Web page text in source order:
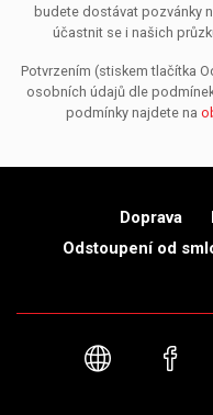
budete dostávat pozvánky
účastnit se i našich
Potvrzením (stiskem tlačítka
osobních údajů dle
podmínky najdete na
Doprava
Odstoupení od
Webové